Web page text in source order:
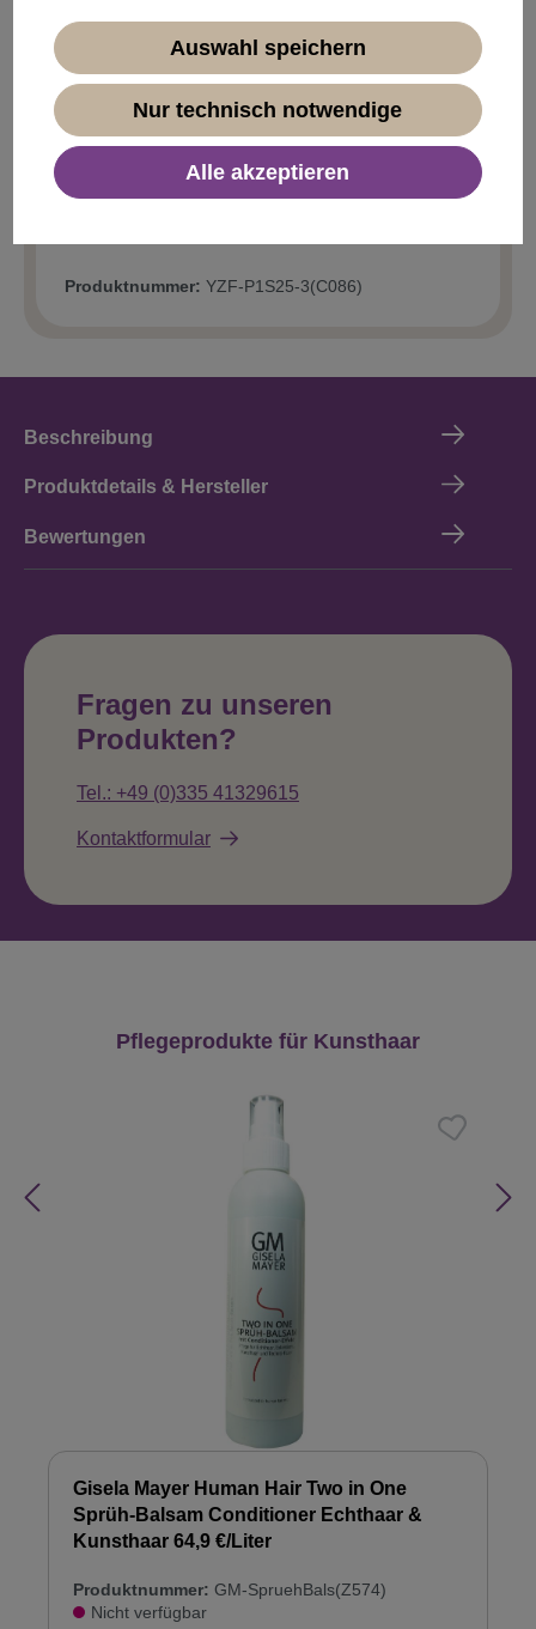
10% 2,06 €*
20% 1,83 €*
* Preise inkl. MwSt. zzgl.Versandkosten
Produktnummer: YZF-P1S25-3(C086)
Beschreibung
Produktdetails & Hersteller
Bewertungen
Fragen zu unseren
Produkten?
Tel.: +49 (0)335 41329615
Kontaktformular
Produktgalerie überspringen
Pflegeprodukte für Kunsthaar
Gisela Mayer Human Hair Two in One
Sprüh-Balsam Conditioner Echthaar &
Kunsthaar 64,9 €/Liter
Produktnummer: GM-SpruehBals(Z574)
Nicht verfügbar
Auswahl speichern
Nur technisch notwendige
Alle akzeptieren